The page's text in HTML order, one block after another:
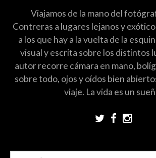
Viajamos de la mano del
Contreras a lugares lejanos y
a los que hay a la vuelta de la
visual y escrita sobre los distintos
autor recorre cámara en mano,
sobre todo, ojos y oídos bien
viaje. La vida es un